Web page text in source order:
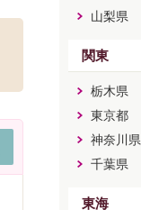
山梨県
関東
栃木県
東京都
神奈川県
千葉県
東海